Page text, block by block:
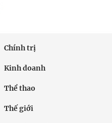
Chính trị
Kinh doanh
Thể thao
Thế giới